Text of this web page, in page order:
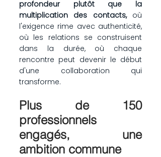
profondeur plutôt que la
multiplication des contacts, où
l'exigence rime avec authenticité,
où les relations se construisent
dans la durée, où chaque
rencontre peut devenir le début
d'une collaboration qui
transforme.
Plus de 150
professionnels
engagés, une
ambition commune